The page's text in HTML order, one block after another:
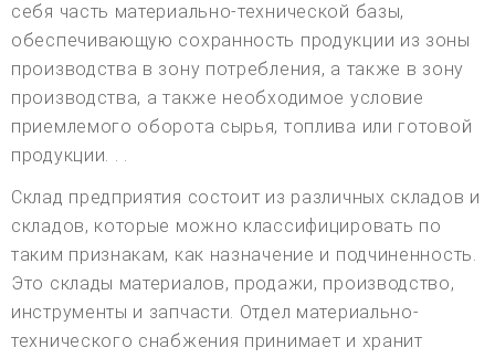
себя часть материально-технической базы,
обеспечивающую сохранность продукции из зоны
производства в зону потребления, а также в зону
производства, а также необходимое условие
приемлемого оборота сырья, топлива или готовой
продукции. . .
Склад предприятия состоит из различных складов и
складов, которые можно классифицировать по
таким признакам, как назначение и подчиненность.
Это склады материалов, продажи, производство,
инструменты и запчасти. Отдел материально-
технического снабжения принимает и хранит